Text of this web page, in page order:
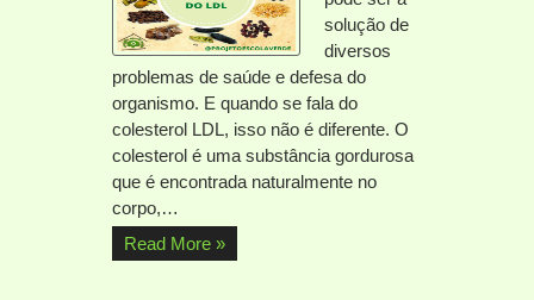
solução de
diversos
problemas de saúde e defesa do
organismo. E quando se fala do
colesterol LDL, isso não é diferente. O
colesterol é uma substância gordurosa
que é encontrada naturalmente no
corpo,…
Read More »